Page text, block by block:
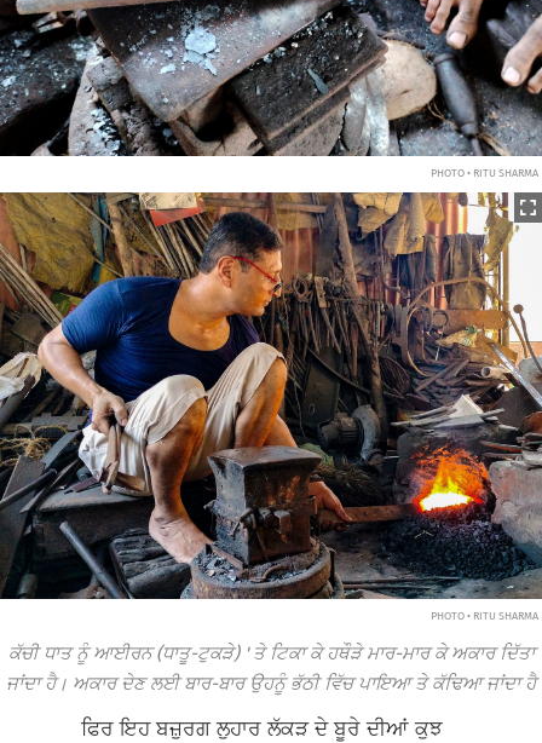
PHOTO • RITU SHARMA
PHOTO • RITU SHARMA
ਕੱਚੀ ਧਾਤ ਨੂੰ ਆਈਰਨ (ਧਾਤੂ-ਟੁਕੜੇ) ' ਤੇ ਟਿਕਾ ਕੇ ਹਥੌੜੇ ਮਾਰ-ਮਾਰ ਕੇ ਅਕਾਰ ਦਿੱਤਾ
ਜਾਂਦਾ ਹੈ। ਅਕਾਰ ਦੇਣ ਲਈ ਬਾਰ-ਬਾਰ ਉਹਨੂੰ ਭੱਠੀ ਵਿੱਚ ਪਾਇਆ ਤੇ ਕੱਢਿਆ ਜਾਂਦਾ ਹੈ
ਫਿਰ ਇਹ ਬਜ਼ੁਰਗ ਲੁਹਾਰ ਲੱਕੜ ਦੇ ਬੂਰੇ ਦੀਆਂ ਕੁਝ